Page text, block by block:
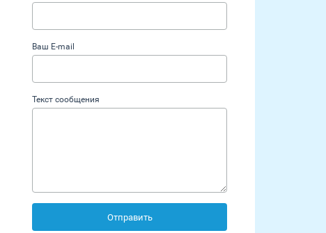
Ваш E-mail
Текст сообщения